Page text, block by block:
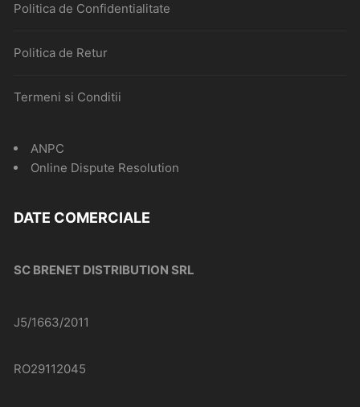
Politica de Confidentialitate
Politica de Retur
Termeni si Conditii
ANPC
Online Dispute Resolution
DATE COMERCIALE
SC BRENET DISTRIBUTION SRL
J5/1663/2011
RO29112045